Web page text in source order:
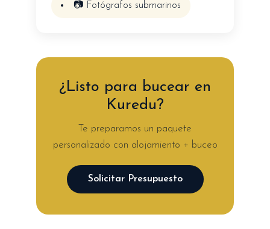
📷 Fotógrafos submarinos
¿Listo para bucear en
Kuredu?
Te preparamos un paquete
personalizado con alojamiento + buceo
Solicitar Presupuesto